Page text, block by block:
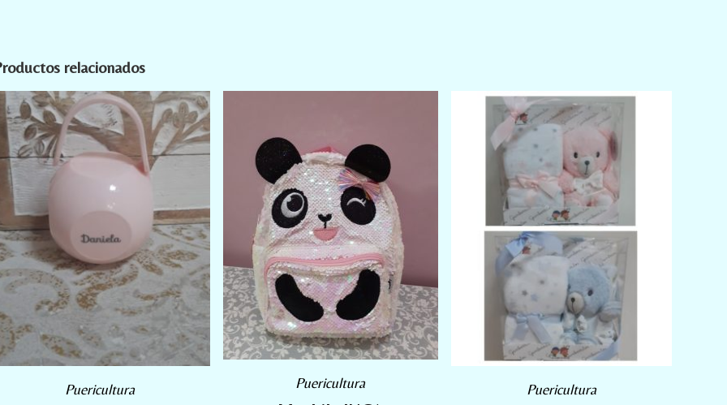
relacionados
Puericultura Puericultura Puericultura